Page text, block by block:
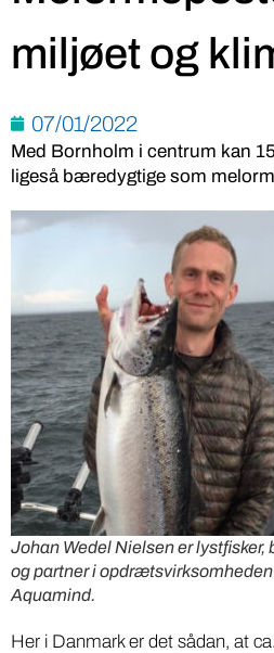
miljøet og
07/01/2022
Med Bornholm i centrum kan
ligeså bæredygtige som
Johan Wedel Nielsen er lystfisker,
og partner i opdrætsvirksomheden
Aquamind.
Her i Danmark er det sådan, at